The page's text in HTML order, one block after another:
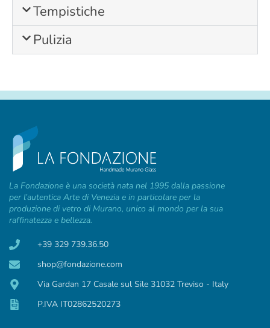
Tempistiche
Pulizia
La Fondazione è una società nata nel 1995 dalla passione
per l’autentica Arte di Venezia e in particolare per la
produzione di vetro di Murano, unico al mondo per la sua
raffinatezza e bellezza.
+39 329 739.36.50
shop@fondazione.com
Via Gardan 17 Casale sul Sile 31032 Treviso - Italy
P.IVA IT02862520273